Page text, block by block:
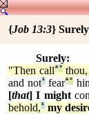
{Job 13:3} Surely
Surely:
"Then callª°thou,
and not¹fearª°
[that] I might
behold,¹ my